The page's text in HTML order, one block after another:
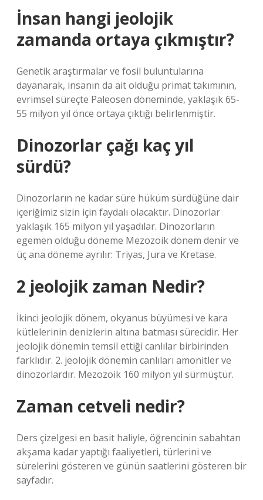
İnsan hangi jeolojik
zamanda ortaya çıkmıştır?
Genetik araştırmalar ve fosil buluntularına
dayanarak, insanın da ait olduğu primat takımının,
evrimsel süreçte Paleosen döneminde, yaklaşık 65-
55 milyon yıl önce ortaya çıktığı belirlenmiştir.
Dinozorlar çağı kaç yıl
sürdü?
Dinozorların ne kadar süre hüküm sürdüğüne dair
içeriğimiz sizin için faydalı olacaktır. Dinozorlar
yaklaşık 165 milyon yıl yaşadılar. Dinozorların
egemen olduğu döneme Mezozoik dönem denir ve
üç ana döneme ayrılır: Triyas, Jura ve Kretase.
2 jeolojik zaman Nedir?
İkinci jeolojik dönem, okyanus büyümesi ve kara
kütlelerinin denizlerin altına batması sürecidir. Her
jeolojik dönemin temsil ettiği canlılar birbirinden
farklıdır. 2. jeolojik dönemin canlıları amonitler ve
dinozorlardır. Mezozoik 160 milyon yıl sürmüştür.
Zaman cetveli nedir?
Ders çizelgesi en basit haliyle, öğrencinin sabahtan
akşama kadar yaptığı faaliyetleri, türlerini ve
sürelerini gösteren ve günün saatlerini gösteren bir
sayfadır.